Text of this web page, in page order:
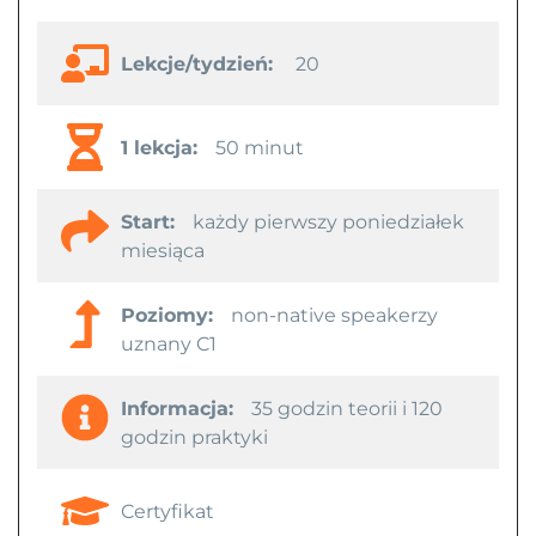
Lekcje/tydzień: 20
1 lekcja: 50 minut
Start:
każdy pierwszy poniedziałek
miesiąca
Poziomy:
non-native speakerzy
uznany C1
Informacja:
35 godzin teorii i 120
godzin praktyki
Certyfikat